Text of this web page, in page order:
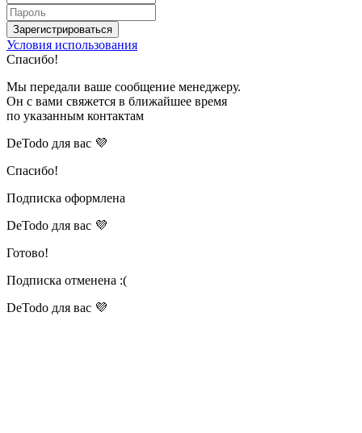
Зарегистрироваться
Условия использования
Спасибо!
Мы передали ваше сообщение менеджеру.
Он с вами свяжется в ближайшее время
по указанным контактам
DeTodo для вас 💜
Спасибо!
Подписка оформлена
DeTodo для вас 💜
Готово!
Подписка отменена :(
DeTodo для вас 💜